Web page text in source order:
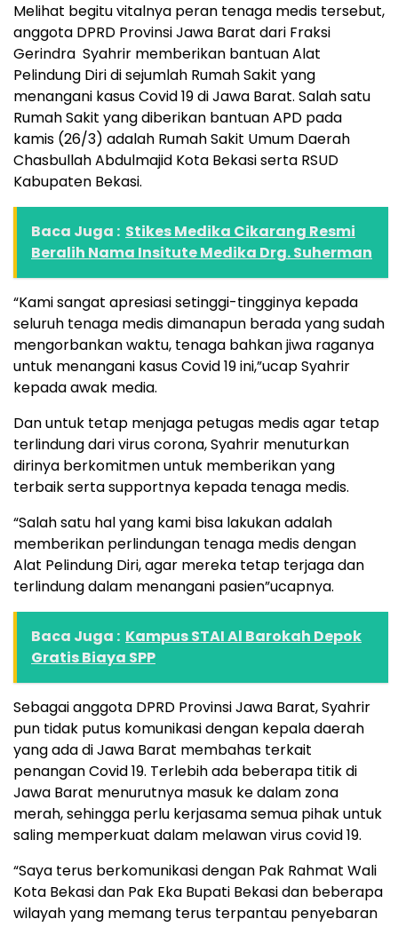
Melihat begitu vitalnya peran tenaga medis tersebut,
anggota DPRD Provinsi Jawa Barat dari Fraksi
Gerindra Syahrir memberikan bantuan Alat
Pelindung Diri di sejumlah Rumah Sakit yang
menangani kasus Covid 19 di Jawa Barat. Salah satu
Rumah Sakit yang diberikan bantuan APD pada
kamis (26/3) adalah Rumah Sakit Umum Daerah
Chasbullah Abdulmajid Kota Bekasi serta RSUD
Kabupaten Bekasi.
Baca Juga : Stikes Medika Cikarang Resmi
Beralih Nama Insitute Medika Drg. Suherman
“Kami sangat apresiasi setinggi-tingginya kepada
seluruh tenaga medis dimanapun berada yang sudah
mengorbankan waktu, tenaga bahkan jiwa raganya
untuk menangani kasus Covid 19 ini,”ucap Syahrir
kepada awak media.
Dan untuk tetap menjaga petugas medis agar tetap
terlindung dari virus corona, Syahrir menuturkan
dirinya berkomitmen untuk memberikan yang
terbaik serta supportnya kepada tenaga medis.
“Salah satu hal yang kami bisa lakukan adalah
memberikan perlindungan tenaga medis dengan
Alat Pelindung Diri, agar mereka tetap terjaga dan
terlindung dalam menangani pasien”ucapnya.
Baca Juga : Kampus STAI Al Barokah Depok
Gratis Biaya SPP
Sebagai anggota DPRD Provinsi Jawa Barat, Syahrir
pun tidak putus komunikasi dengan kepala daerah
yang ada di Jawa Barat membahas terkait
penangan Covid 19. Terlebih ada beberapa titik di
Jawa Barat menurutnya masuk ke dalam zona
merah, sehingga perlu kerjasama semua pihak untuk
saling memperkuat dalam melawan virus covid 19.
“Saya terus berkomunikasi dengan Pak Rahmat Wali
Kota Bekasi dan Pak Eka Bupati Bekasi dan beberapa
wilayah yang memang terus terpantau penyebaran